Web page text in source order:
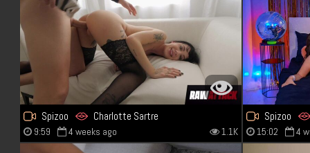
Spizoo Charlotte Sartre
9:59 4 weeks ago 1.1K
Spizoo
15:02 4